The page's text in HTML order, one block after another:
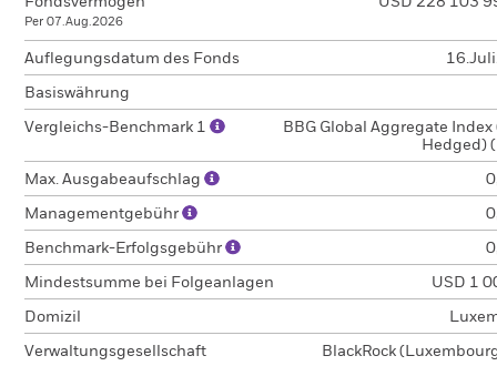
Per 07.Aug.2026
Auflegungsdatum des Fonds
Basiswährung
Vergleichs-Benchmark 1
BBG Global Aggregate Index
Hedged)
Max. Ausgabeaufschlag
Managementgebühr
Benchmark-Erfolgsgebühr
Mindestsumme bei Folgeanlagen USD 1
Domizil
Verwaltungsgesellschaft BlackRock